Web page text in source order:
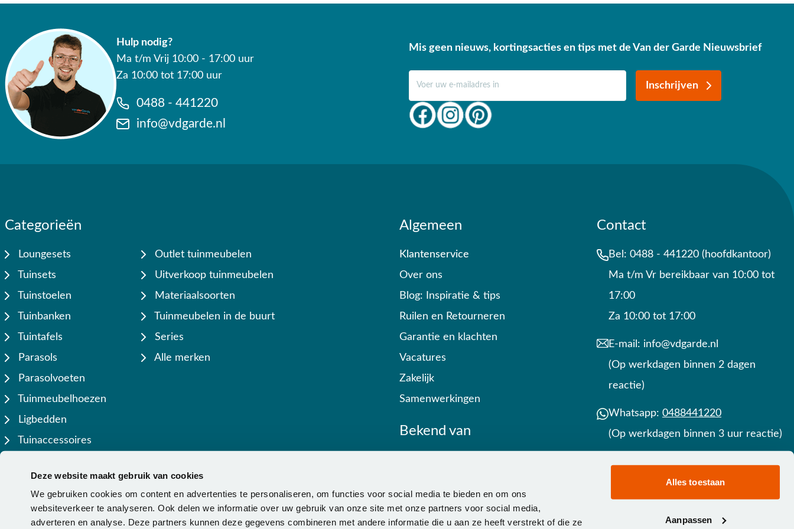
Deze website maakt gebruik van cookies
We gebruiken cookies om content en advertenties te personaliseren, om functies voor social media te bieden en om ons
websiteverkeer te analyseren. Ook delen we informatie over uw gebruik van onze site met onze partners voor social media,
adverteren en analyse. Deze partners kunnen deze gegevens combineren met andere informatie die u aan ze heeft verstrekt of die ze
Alles toestaan
Aanpassen
✔ Goede service
Hulp nodig?
Ma t/m Vrij 10:00 - 17:00 uur
Za 10:00 tot 17:00 uur
0488 - 441220
info@vdgarde.nl
Mis geen nieuws, kortingsacties en tips met de Van der Garde Nieuwsbrief
Inschrijven
Categorieën
Loungesets
Tuinsets
Tuinstoelen
Tuinbanken
Tuintafels
Parasols
Parasolvoeten
Tuinmeubelhoezen
Ligbedden
Tuinaccessoires
Outlet tuinmeubelen
Uitverkoop tuinmeubelen
Materiaalsoorten
Tuinmeubelen in de buurt
Series
Alle merken
Algemeen
Klantenservice
Over ons
Blog: Inspiratie & tips
Ruilen en Retourneren
Garantie en klachten
Vacatures
Zakelijk
Samenwerkingen
Bekend van
Contact
Bel: 0488 - 441220 (hoofdkantoor)
Ma t/m Vr bereikbaar van 10:00 tot
17:00
Za 10:00 tot 17:00
E-mail: info@vdgarde.nl
(Op werkdagen binnen 2 dagen
reactie)
Whatsapp: 0488441220
(Op werkdagen binnen 3 uur reactie)